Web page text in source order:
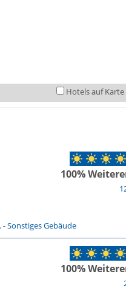
Hotels auf Karte
100%
-Sonstiges Gebäude
100%